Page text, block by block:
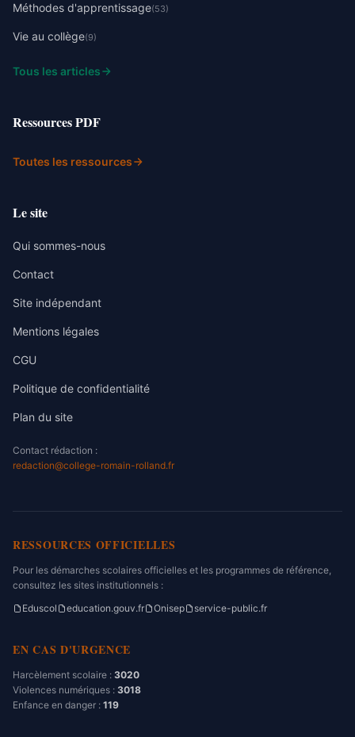
Méthodes d'apprentissage(53)
Vie au collège(9)
Tous les articles
Ressources PDF
Toutes les ressources
Le site
Qui sommes-nous
Contact
Site indépendant
Mentions légales
CGU
Politique de confidentialité
Plan du site
Contact rédaction :
redaction@college-romain-rolland.fr
RESSOURCES OFFICIELLES
Pour les démarches scolaires officielles et les programmes de référence,
consultez les sites institutionnels :
Eduscol
education.gouv.fr Onisep service-public.fr
EN CAS D'URGENCE
Harcèlement scolaire : 3020
Violences numériques : 3018
Enfance en danger : 119